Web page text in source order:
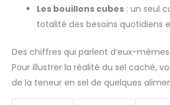
Les bouillons cubes : un seul
totalité des besoins quotidiens
Des chiffres qui parlent d’eux-mêmes
Pour illustrer la réalité du sel caché,
de la teneur en sel de quelques